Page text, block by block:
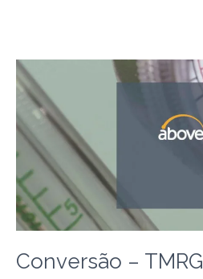
Conversão – TMRG
Conversão
–
TMRG